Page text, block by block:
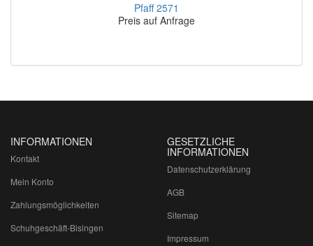
Pfaff 2571
Preis auf Anfrage
INFORMATIONEN
Kontakt
Mein Konto
Zahlungsmöglichkeiten
Schuhgeschäft-Bisingen
GESETZLICHE
INFORMATIONEN
Datenschutzerklärung
AGB
Sitemap
Impressum